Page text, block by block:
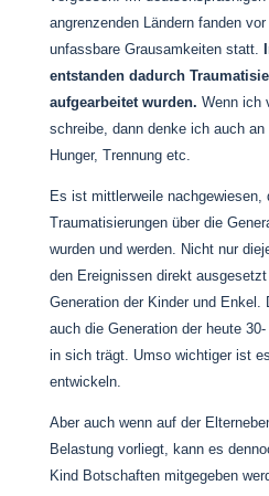
angrenzenden Ländern fanden
unfassbare Grausamkeiten statt.
entstanden dadurch
aufgearbeitet wurden. Wenn ich
schreibe, dann denke ich auch
Hunger, Trennung etc.
Es ist mittlerweile nachgewiesen,
Traumatisierungen über die
wurden und werden. Nicht nur
den Ereignissen direkt
Generation der Kinder und Enkel.
auch die Generation der heute
in sich trägt. Umso wichtiger ist
entwickeln.
Aber auch wenn auf der
Belastung vorliegt, kann es
Kind Botschaften mitgegeben